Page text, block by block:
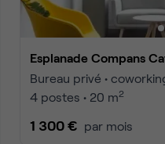
Esplanade Compans
Bureau privé •
4 postes • 20 m2
1 300 € par mois